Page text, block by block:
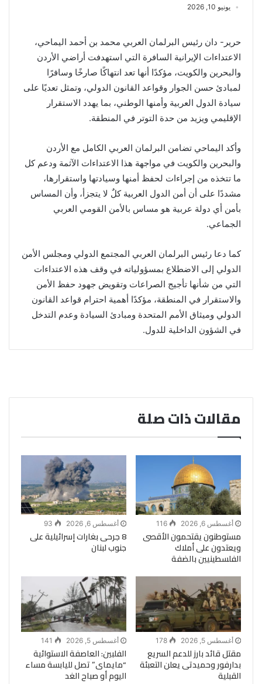
يونيو 10, 2026
حرير- دان رئيس البرلمان العربي محمد بن أحمد اليماحي،
الاعتداءات الإيرانية السافرة التي استهدفت أراضي الأردن
والبحرين والكويت، مؤكدًا أنها تعد انتهاكًا صارخًا وسافرًا
لمبادئ حسن الجوار وقواعد القانون الدولي، وتمثل تعديًا على
سيادة الدول العربية وأمنها الوطني، بما يهدد الاستقرار
الإقليمي ويزيد من حدة التوتر في المنطقة.
وأكد اليماحي تضامن البرلمان العربي الكامل مع الأردن
والبحرين والكويت في مواجهة هذا الاعتداءات الآثمة ودعم كل
ما تتخذه من إجراءات لحفظ أمنها وسيادتها واستقرارها،
مشددًا على أن أمن الدول العربية كلٌ لا يتجزأ، وأن المساس
بأمن أي دولة عربية هو مساس بالأمن القومي العربي
الجماعي.
كما دعا رئيس البرلمان العربي المجتمع الدولي ومجلس الأمن
الدولي إلى الاضطلاع بمسؤولياته في وقف هذه الاعتداءات
التي من شأنها تأجيج الصراعات وتقويض جهود حفظ الأمن
والاستقرار في المنطقة، مؤكدًا أهمية احترام قواعد القانون
الدولي وميثاق الأمم المتحدة ومبادئ السيادة وعدم التدخل
في الشؤون الداخلية للدول.
مقالات ذات صلة
أغسطس 6, 2026 116
مستوطنون يقتحمون الأقصى
ويعتدون على أملاك
الفلسطينيين بالضفة
أغسطس 6, 2026 93
8 جرحى بغارات إسرائيلية على
جنوب لبنان
أغسطس 5, 2026 178
مقتل قائد بارز للدعم السريع
بدارفور وحميدتى يعلن التعبئة
القبلية
أغسطس 5, 2026 141
الفلبين: العاصفة الاستوائية
“مايماى” تصل لليابسة مساء
اليوم أو صباح الغد